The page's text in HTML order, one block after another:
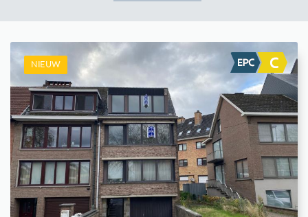
NIEUW
Te Huur: Appartement
2
-
1
73 m²